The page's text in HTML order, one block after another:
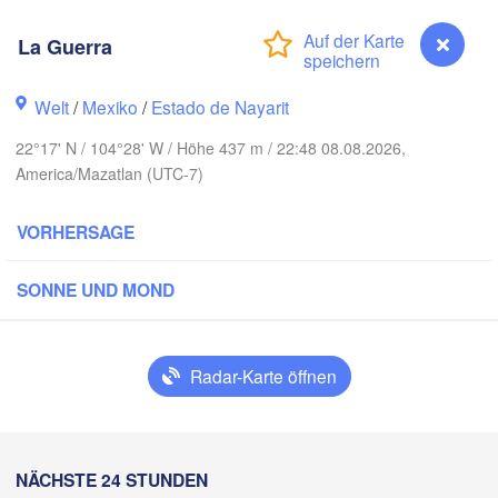
La Guerra
Welt/Mexiko /Estado de Nayarit
22°17' N / 104°28' W / Höhe 437 m / 22:48 08.08.2026,
America/Mazatlan (UTC-7)
VORHERSAGE
SONNE UND MOND
Radar-Karte öffnen
NÄCHSTE 24 STUNDEN
Durango
Mochis
MEXIKO